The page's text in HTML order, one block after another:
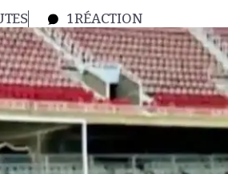
1RÉACTION